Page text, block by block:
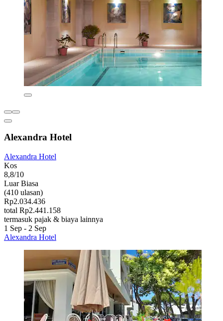
Alexandra Hotel
Alexandra Hotel
Kos
8,8/10
Luar Biasa
(410 ulasan)
Rp2.034.436
total Rp2.441.158
termasuk pajak & biaya lainnya
1 Sep - 2 Sep
Alexandra Hotel